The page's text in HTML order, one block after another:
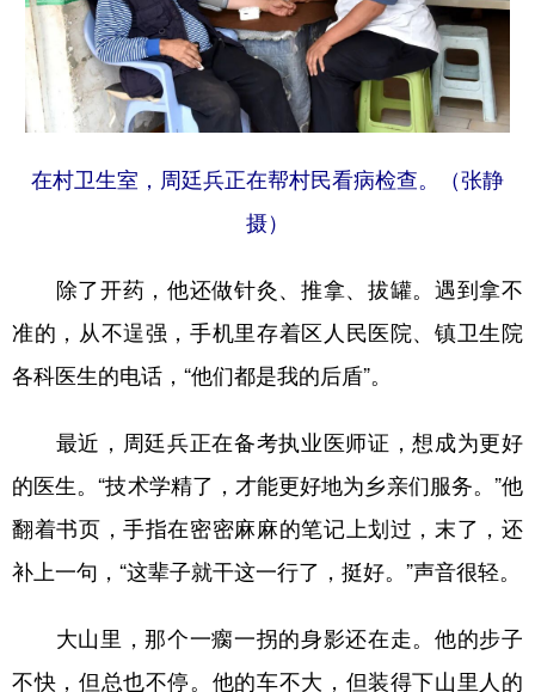
在村卫生室，周廷兵正在帮村民看病检查。（张静
摄）
除了开药，他还做针灸、推拿、拔罐。遇到拿不
准的，从不逞强，手机里存着区人民医院、镇卫生院
各科医生的电话，“他们都是我的后盾”。
最近，周廷兵正在备考执业医师证，想成为更好
的医生。“技术学精了，才能更好地为乡亲们服务。”他
翻着书页，手指在密密麻麻的笔记上划过，末了，还
补上一句，“这辈子就干这一行了，挺好。”声音很轻。
大山里，那个一瘸一拐的身影还在走。他的步子
不快，但总也不停。他的车不大，但装得下山里人的